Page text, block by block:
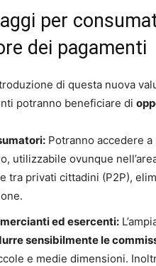
per
dei pagamenti
di questa nuova
potranno beneficiare di
Potranno accedere
utilizzabile ovunque
tra privati cittadini (P2P),
ed esercenti:
sensibilmente le
e medie dimensioni.